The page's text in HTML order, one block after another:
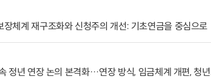
장체계 재구조화와 신청주의 개선: 기초연금을 중심으로
정년 연장 논의 본격화…연장 방식, 임금체계 개편, 청